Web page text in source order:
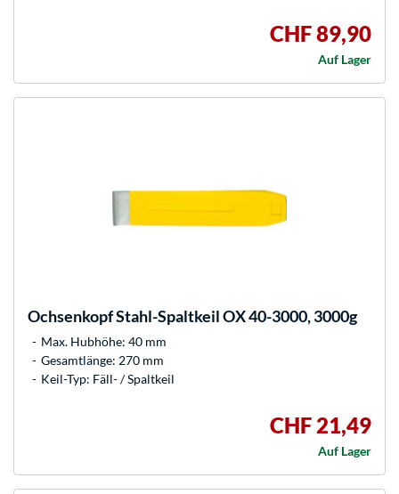
CHF 89,90
Auf Lager
OchsenkopfStahl-Spaltkeil OX 40-3000, 3000g
Max. Hubhöhe: 40 mm
Gesamtlänge: 270 mm
Keil-Typ: Fäll- / Spaltkeil
CHF 21,49
Auf Lager